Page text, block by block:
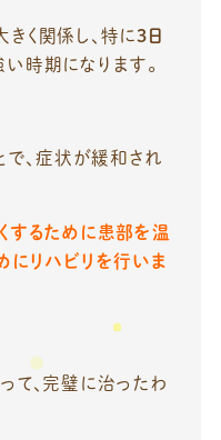
く関係し、特に3日
時期になります。
で、症状が緩和され
するために患部を温
にリハビリを行いま
て、完璧に治ったわ